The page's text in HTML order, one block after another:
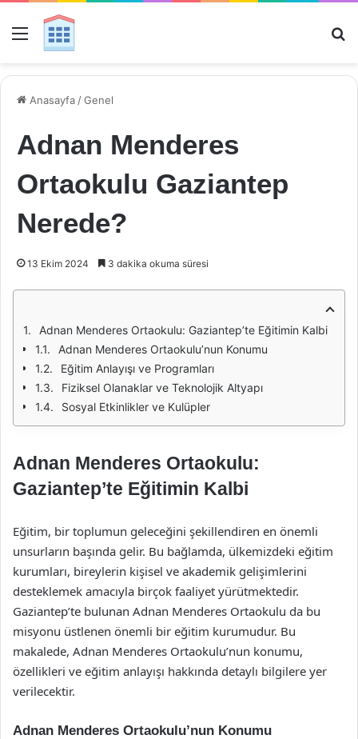
Menü
Anasayfa /Genel
Adnan Menderes
Ortaokulu Gaziantep
Nerede?
13 Ekim 2024 3 dakika okuma süresi
Adnan Menderes Ortaokulu: Gaziantep’te Eğitimin Kalbi
Adnan Menderes Ortaokulu’nun Konumu
Eğitim Anlayışı ve Programları
Fiziksel Olanaklar ve Teknolojik Altyapı
Sosyal Etkinlikler ve Kulüpler
Adnan Menderes Ortaokulu:
Gaziantep’te Eğitimin Kalbi
Eğitim, bir toplumun geleceğini şekillendiren en önemli
unsurların başında gelir. Bu bağlamda, ülkemizdeki eğitim
kurumları, bireylerin kişisel ve akademik gelişimlerini
desteklemek amacıyla birçok faaliyet yürütmektedir.
Gaziantep’te bulunan Adnan Menderes Ortaokulu da bu
misyonu üstlenen önemli bir eğitim kurumudur. Bu
makalede, Adnan Menderes Ortaokulu’nun konumu,
özellikleri ve eğitim anlayışı hakkında detaylı bilgilere yer
verilecektir.
Adnan Menderes Ortaokulu’nun Konumu